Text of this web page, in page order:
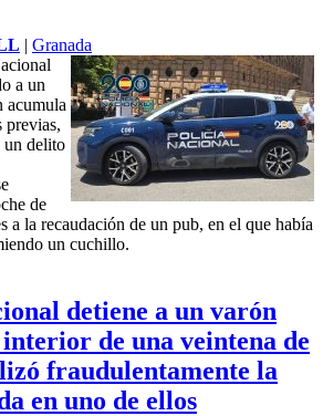
| Granada
a un
acumula
previas,
un delito
de
a la recaudación de un pub, en el que había
un cuchillo.
detiene a un varón
de una veintena de
fraudulentamente la
en uno de ellos